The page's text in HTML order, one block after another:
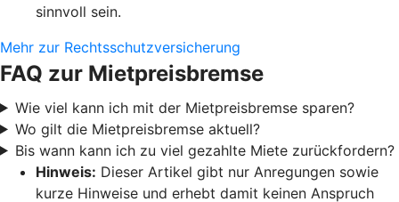
sinnvoll sein.
Mehr zur Rechtsschutzversicherung
FAQ zur Mietpreisbremse
Wie viel kann ich mit der Mietpreisbremse sparen?
Wo gilt die Mietpreisbremse aktuell?
Bis wann kann ich zu viel gezahlte Miete zurückfordern?
Hinweis: Dieser Artikel gibt nur Anregungen sowie
kurze Hinweise und erhebt damit keinen Anspruch